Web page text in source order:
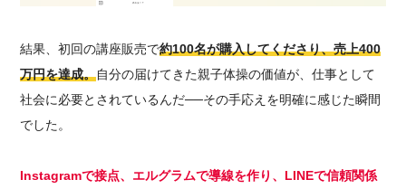
結果、初回の講座販売で約100名が購入してくださり、売上400
万円を達成。自分の届けてきた親子体操の価値が、仕事として
社会に必要とされているんだ──その手応えを明確に感じた瞬間
でした。
Instagramで接点、エルグラムで導線を作り、LINEで信頼関係